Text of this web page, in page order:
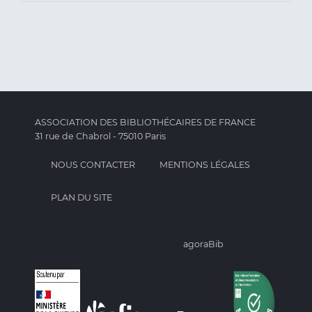
ASSOCIATION DES BIBLIOTHÉCAIRES DE FRANCE
31 rue de Chabrol - 75010 Paris
NOUS CONTACTER MENTIONS LÉGALES
PLAN DU SITE
agoraBib